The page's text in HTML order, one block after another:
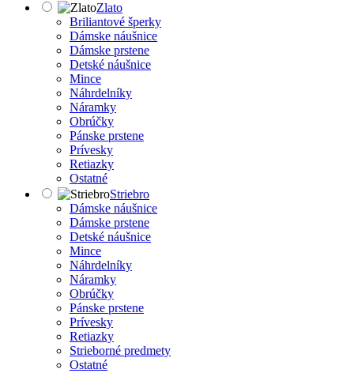
Zlato
Briliantové šperky
Dámske náušnice
Dámske prstene
Detské náušnice
Mince
Náhrdelníky
Náramky
Obrúčky
Pánske prstene
Prívesky
Retiazky
Ostatné
Striebro
Dámske náušnice
Dámske prstene
Detské náušnice
Mince
Náhrdelníky
Náramky
Obrúčky
Pánske prstene
Prívesky
Retiazky
Strieborné predmety
Ostatné